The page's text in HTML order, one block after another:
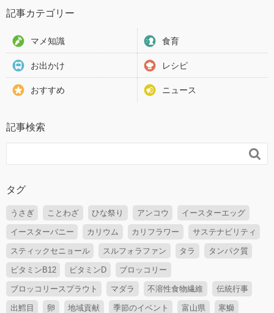
記事カテゴリー
マメ知識 食育
お出かけ レシピ
おすすめ ニュース
記事検索

タグ
うさぎ ことわざ ひな祭り アンコウ イースターエッグ
イースターバニー カリウム カリフラワー サステナビリティ
スティックセニョール スルフォラファン タラ タンパク質
ビタミンB12 ビタミンD ブロッコリー
ブロッコリースプラウト マダラ 不溶性食物繊維 伝統行事
出鱈目 卵 地域貢献 季節のイベント 富山県 寒鰤